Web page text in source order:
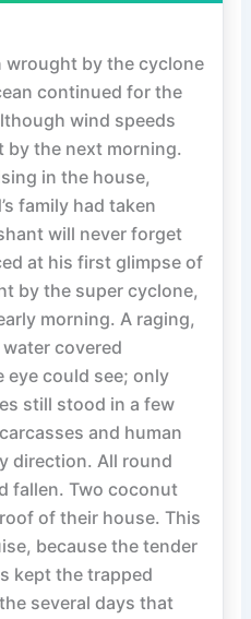
by the cyclone
continued for the
wind speeds
by the next morning.
in the house,
family had taken
will never forget
at his first glimpse of
by the super cyclone,
morning. A raging,
covered
eye could see; only
still stood in a few
and human
direction. All round
fallen. Two coconut
of their house. This
because the tender
kept the trapped
several days that